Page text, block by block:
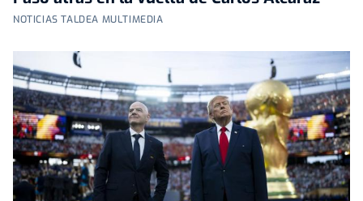
NOTICIAS TALDEA MULTIMEDIA